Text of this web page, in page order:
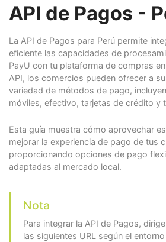
API de Pagos -
La API de Pagos para Perú permite
eficiente las capacidades de
PayU con tu plataforma de compras
API, los comercios pueden ofrecer a
variedad de métodos de pago,
móviles, efectivo, tarjetas de crédito y
Esta guía muestra cómo aprovechar
mejorar la experiencia de pago de tus
proporcionando opciones de pago
adaptadas al mercado local.
Nota
Para integrar la API de Pagos,
las siguientes URL según el